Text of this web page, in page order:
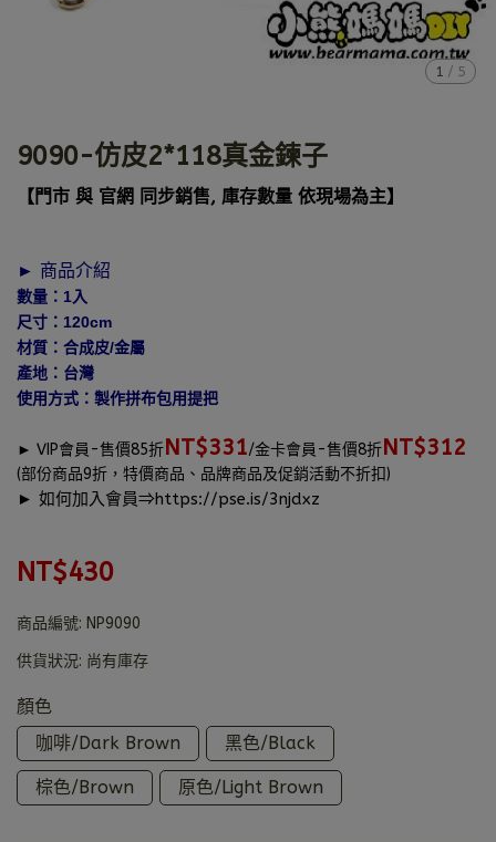
1 / 5
9090-仿皮2*118真金鍊子
【門市 與 官網 同步銷售, 庫存數量 依現場為主】
► 商品介紹
數量：1入
尺寸：120cm
材質：合成皮/金屬
產地：台灣
使用方式：製作拼布包用提把
► VIP會員-售價85折 NT$331/金卡會員-售價8折 NT$312
(部份商品9折，特價商品、品牌商品及促銷活動不折扣)
► 如何加入會員⇒https://pse.is/3njdxz
NT$430
商品編號: NP9090
供貨狀況: 尚有庫存
顏色
咖啡/Dark Brown
黑色/Black
棕色/Brown 原色/Light Brown